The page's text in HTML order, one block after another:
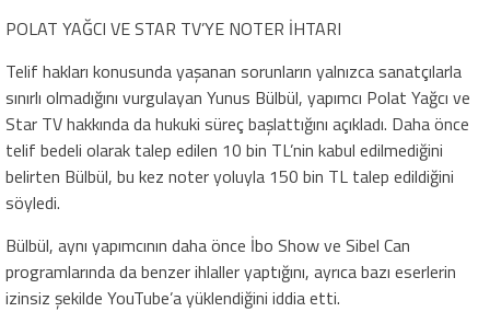
POLAT YAĞCI VE STAR TV’YE NOTER İHTARI
Telif hakları konusunda yaşanan sorunların yalnızca sanatçılarla
sınırlı olmadığını vurgulayan Yunus Bülbül, yapımcı Polat Yağcı ve
Star TV hakkında da hukuki süreç başlattığını açıkladı. Daha önce
telif bedeli olarak talep edilen 10 bin TL’nin kabul edilmediğini
belirten Bülbül, bu kez noter yoluyla 150 bin TL talep edildiğini
söyledi.
Bülbül, aynı yapımcının daha önce İbo Show ve Sibel Can
programlarında da benzer ihlaller yaptığını, ayrıca bazı eserlerin
izinsiz şekilde YouTube’a yüklendiğini iddia etti.